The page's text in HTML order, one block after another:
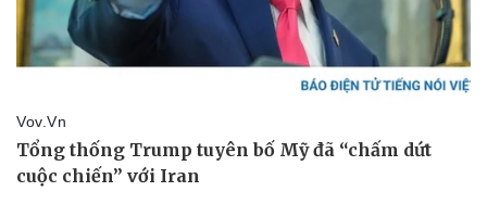
Doanh nghiệp
Thông tin doanh nghiệp
Doanh nghiệp 24h
Công nghệ
Sành điệu
Tin Công nghệ
Trải nghiệm